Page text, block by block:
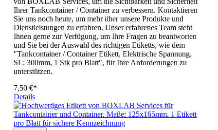
Ihrer Tankcontainer / Container zu verbessern. Kontaktieren
Sie uns noch heute, um mehr über unsere Produkte und
Dienstleistungen zu erfahren. Unser erfahrenes Team steht
Ihnen gerne zur Verfügung, um Ihre Fragen zu beantworten
und Sie bei der Auswahl des richtigen Etiketts, wie dem
"Tankcontainer / Container Etikett, Elektrische Spannung,
SL: 300mm, 1 Stk pro Blatt", für Ihre Anforderungen zu
unterstützen.
7,50 €*
Details